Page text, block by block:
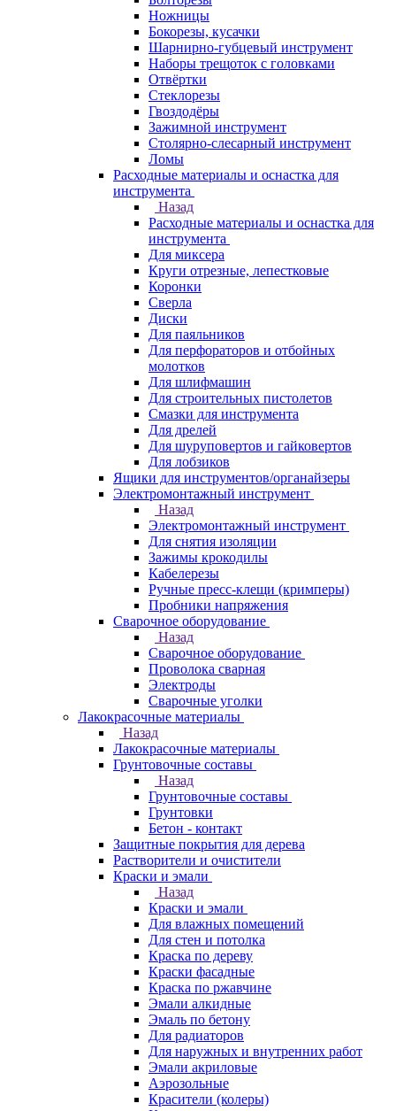
Ножницы
Бокорезы, кусачки
Шарнирно-губцевый инструмент
Наборы трещоток с головками
Отвёртки
Стеклорезы
Гвоздодёры
Зажимной инструмент
Столярно-слесарный инструмент
Ломы
Расходные материалы и оснастка для
инструмента
Назад
Расходные материалы и оснастка для
инструмента
Для миксера
Круги отрезные, лепестковые
Коронки
Сверла
Диски
Для паяльников
Для перфораторов и отбойных
молотков
Для шлифмашин
Для строительных пистолетов
Смазки для инструмента
Для дрелей
Для шуруповертов и гайковертов
Для лобзиков
Ящики для инструментов/органайзеры
Электромонтажный инструмент
Назад
Электромонтажный инструмент
Для снятия изоляции
Зажимы крокодилы
Кабелерезы
Ручные пресс-клещи (кримперы)
Пробники напряжения
Сварочное оборудование
Назад
Сварочное оборудование
Проволока сварная
Электроды
Сварочные уголки
Лакокрасочные материалы
Назад
Лакокрасочные материалы
Грунтовочные составы
Назад
Грунтовочные составы
Грунтовки
Бетон - контакт
Защитные покрытия для дерева
Растворители и очистители
Краски и эмали
Назад
Краски и эмали
Для влажных помещений
Для стен и потолка
Краска по дереву
Краски фасадные
Краска по ржавчине
Эмали алкидные
Эмаль по бетону
Для радиаторов
Для наружных и внутренних работ
Эмали акриловые
Аэрозольные
Красители (колеры)